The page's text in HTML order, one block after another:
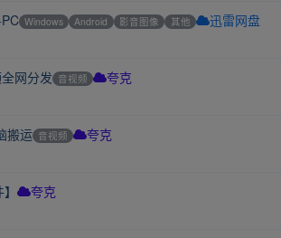
Windows Android 影音图像 其他 迅雷网盘
网分发 音视频 夸克
搬运 音视频 夸克
夸克